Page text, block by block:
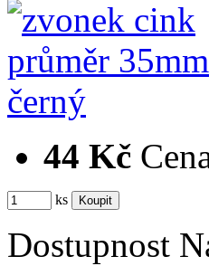
44 Kč
ks
Dostupnost